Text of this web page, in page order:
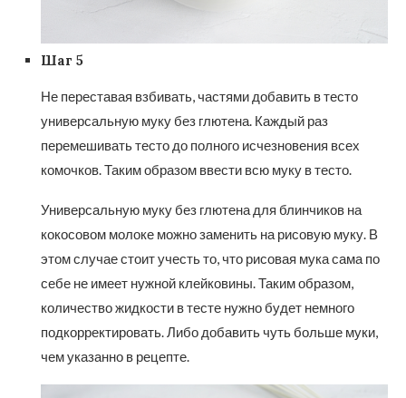
Шаг 5
Не переставая взбивать, частями добавить в тесто
универсальную муку без глютена. Каждый раз
перемешивать тесто до полного исчезновения всех
комочков. Таким образом ввести всю муку в тесто.
Универсальную муку без глютена для блинчиков на
кокосовом молоке можно заменить на рисовую муку. В
этом случае стоит учесть то, что рисовая мука сама по
себе не имеет нужной клейковины. Таким образом,
количество жидкости в тесте нужно будет немного
подкорректировать. Либо добавить чуть больше муки,
чем указанно в рецепте.